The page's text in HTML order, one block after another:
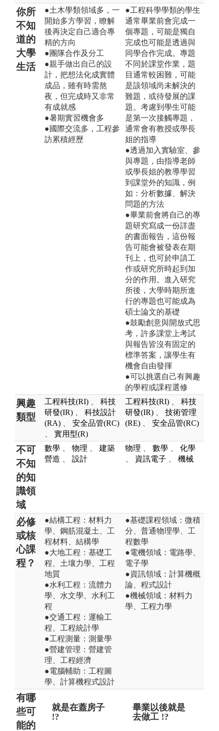
你所
不知
道的
大學
生活
●土木學類領域多，一
開始多方學習，瞭解
後再決定自己適合專
精的方向
●團隊合作及分工
●親手做出自己的設
計，把想法化成實體
成品，雖有時需熬
夜，但完成時又非常
有成就感
●暑期實習機會多
●國際交流多，工程參
訪累積經歷
●工程科學學類的學生
通常畢業前會完成一
個專題，可能是獨自
完成也可能是透過與
同學合作完成。專題
不同於課堂作業，題
目通常較困難，可能
是該領域尚未解決的
難題，或待發展的課
題。考慮到學生可能
是第一次接觸專題，
通常會有教授或學長
姐的指導
●透過加入實驗室、參
與專題，由指導老師
或學長姐的教導學習
到課堂外的知識，例
如：分析數據、解決
問題的方法
●畢業前會將自己的專
題研究寫成一份詳盡
的書面報告，這份報
告可能會被發表在期
刊上，也可於申請工
作或研究所時起到加
分的作用。進入研究
所後，大學時期所進
行的專題也可能成為
碩士論文的基礎
●鼓勵創意與開放式思
考，許多課堂上考試
與報告皆沒有固定的
標準答案，讓學生有
機會自由發揮
●可以挑選自己有興趣
的學程或課程選修
興趣
類型
工程科技(RI)
科技
研發(IR)
科技設計
(RA)
安全品管(RC)
實用型(R)
工程科技(RI)
科技
研發(IR)
技術管理
(RE)
安全品管(RC)
不可
不知
的知
識領
域
數學 物理
建築
營造
設計
物理 數學
化學
資訊電子 機械
必修
或核
心課
程？
●結構工程：材料力
學、鋼筋混凝土、工
程材料、結構學
●大地工程：基礎工
程、土壤力學、工程
地質
●水利工程：流體力
學、水文學、水利工
程
●交通工程：運輸工
程、工程統計學
●工程測量：測量學
●營建管理：營建管
理、工程經濟
●電腦輔助：工程圖
學、計算機程式設計
●基礎課程領域：微積
分、普通物理學、工
程數學
●電機領域：電路學、
電子學
●資訊領域：計算機概
論、程式設計
●機械領域：材料力
學、工程力學
有哪
些可
能的
就是在蓋房子
!?
就是傳統產業
!?
畢業以後就是
去做工 !?